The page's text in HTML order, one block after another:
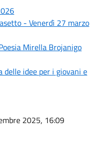
- Venerdì 27 marzo
Mirella Brojanigo
delle idee per i giovani e
2025, 16:09